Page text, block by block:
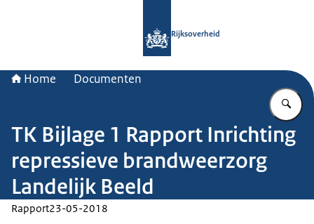
Rijksoverheid
Home Documenten
TK Bijlage 1 Rapport Inrichting
repressieve brandweerzorg
Landelijk Beeld
Rapport23-05-2018